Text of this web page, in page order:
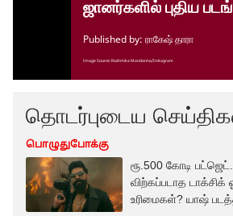
தொடர்புடைய
பொழுதுபோக்கு
ரூ.500 கோடி
விற்கப்படாத டாக்சிக்
உரிமைகள்? யாஷ்